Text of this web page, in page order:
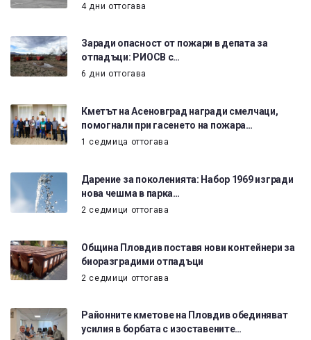
4 дни оттогава
Заради опасност от пожари в депата за
отпадъци: РИОСВ с…
6 дни оттогава
Кметът на Асеновград награди смелчаци,
помогнали при гасенето на пожара…
1 седмица оттогава
Дарение за поколенията: Набор 1969 изгради
нова чешма в парка…
2 седмици оттогава
Община Пловдив поставя нови контейнери за
биоразградими отпадъци
2 седмици оттогава
Районните кметове на Пловдив обединяват
усилия в борбата с изоставените…